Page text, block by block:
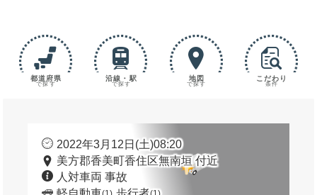
都道府県
で探す
沿線・駅
で探す
地図
で探す
こだわり
条件
2022年3月12日(土)08:20
美方郡香美町香住区無南垣 付近
人対車両 事故